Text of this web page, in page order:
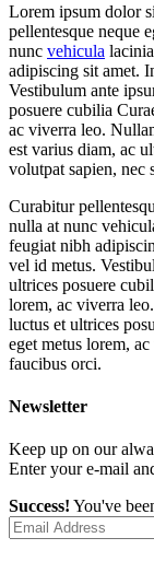
Lorem ipsum dolor
pellentesque neque
nunc vehicula
adipiscing sit amet.
Vestibulum ante
posuere cubilia
ac viverra leo.
est varius diam, ac
volutpat sapien, nec
Curabitur
nulla at nunc
feugiat nibh
vel id metus.
ultrices posuere
lorem, ac viverra
luctus et ultrices
eget metus lorem,
faucibus orci.
Newsletter
Keep up on our
Enter your e-mail
Success! You've